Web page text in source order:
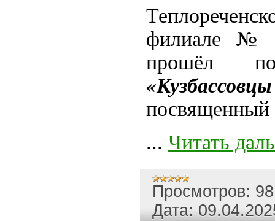
филиале №
прошёл
... Читать
Просмотров: 98
Дата: